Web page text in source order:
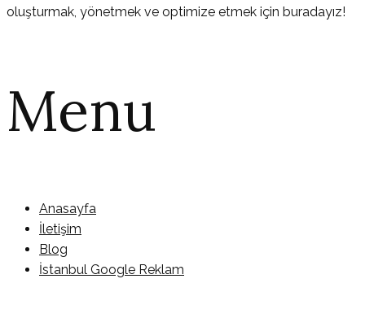
oluşturmak, yönetmek ve optimize etmek için buradayız!
Menu
Anasayfa
İletişim
Blog
İstanbul Google Reklam